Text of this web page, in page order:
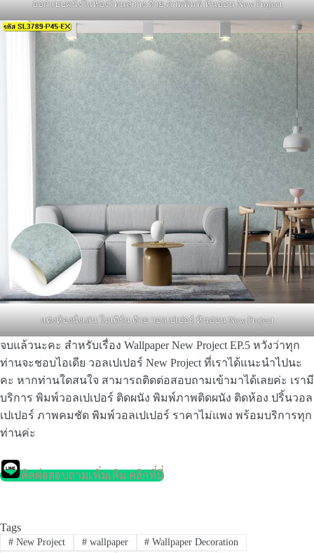
ออกแบบผนังในห้องโทนสว่าง ด้วย ภาพพิมพ์ หินอ่อน New Project
แต่งห้องนั่งเล่น โมเดิร์น ด้วย วอลเปเปอร์ หินอ่อน New Project
จบแล้วนะคะ สำหรับเรื่อง Wallpaper New Project EP.5 หวังว่าทุก
ท่านจะชอบไอเดีย วอลเปเปอร์ New Project ที่เราได้แนะนำไปนะ
คะ หากท่านใดสนใจ สามารถติดต่อสอบถามเข้ามาได้เลยค่ะ เรามี
บริการ พิมพ์วอลเปเปอร์ ติดผนัง พิมพ์ภาพติดผนัง ติดห้อง ปริ้นวอล
เปเปอร์ ภาพคมชัด พิมพ์วอลเปเปอร์ ราคาไม่แพง พร้อมบริการทุก
ท่านค่ะ
ติดต่อสอบถามเพิ่มเติม คลิกที่นี่
Tags
#New Project #wallpaper # Wallpaper Decoration